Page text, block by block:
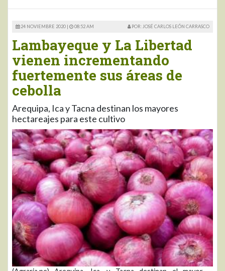
24 NOVIEMBRE 2020 | 08:52 AM POR: JOSÉ CARLOS LEÓN CARRASCO
Lambayeque y La Libertad
vienen incrementando
fuertemente sus áreas de
cebolla
Arequipa, Ica y Tacna destinan los mayores
hectareajes para este cultivo